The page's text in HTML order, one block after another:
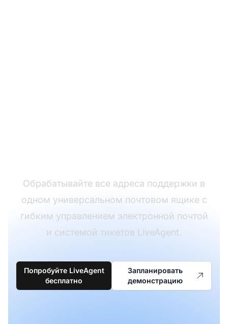
Обрабатывайте все адреса поддержки в
одном универсальном почтовом ящике с
гибким управлением электронной почтой
и системой тикетов LiveAgent.
Попробуйте LiveAgent
бесплатно
Запланировать
демонстрацию